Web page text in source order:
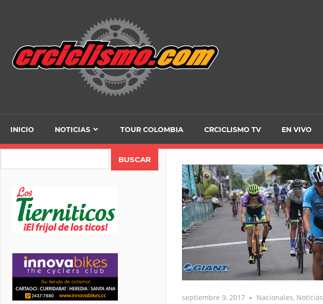
INICIO NOTICIAS TOUR COLOMBIA CRCICLISMO TV EN VIVO
septiembre 9, 2017 Nacionales, Noticias